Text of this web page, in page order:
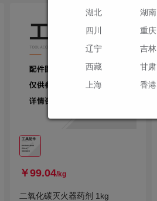
￥99.04/kg
二氧化碳灭火器药剂 1kg
湖北
湖南
四川
重庆
辽宁
吉林
西藏
甘肃
上海
香港